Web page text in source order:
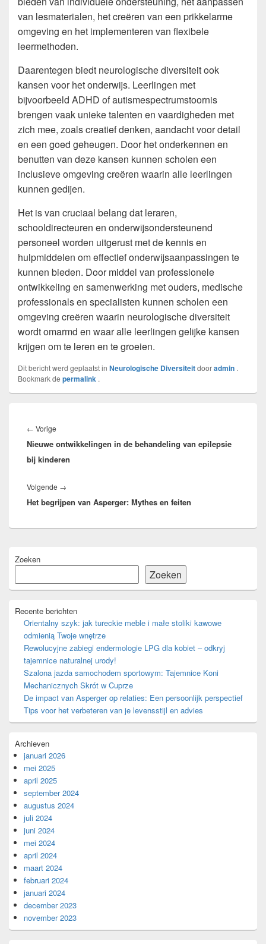
van lesmaterialen, het creëren van een prikkelarme
omgeving en het implementeren van flexibele
leermethoden.
Daarentegen biedt neurologische diversiteit ook
kansen voor het onderwijs. Leerlingen met
bijvoorbeeld ADHD of autismespectrumstoornis
brengen vaak unieke talenten en vaardigheden met
zich mee, zoals creatief denken, aandacht voor detail
en een goed geheugen. Door het onderkennen en
benutten van deze kansen kunnen scholen een
inclusieve omgeving creëren waarin alle leerlingen
kunnen gedijen.
Het is van cruciaal belang dat leraren,
schooldirecteuren en onderwijsondersteunend
personeel worden uitgerust met de kennis en
hulpmiddelen om effectief onderwijsaanpassingen te
kunnen bieden. Door middel van professionele
ontwikkeling en samenwerking met ouders, medische
professionals en specialisten kunnen scholen een
omgeving creëren waarin neurologische diversiteit
wordt omarmd en waar alle leerlingen gelijke kansen
krijgen om te leren en te groeien.
Dit bericht werd geplaatst in Neurologische Diversiteitdooradmin .
Bookmark de permalink .
navigatie
← Vorige
bericht:
Nieuwe ontwikkelingen in de behandeling van epilepsie
bij kinderen
Volgende →
bericht:
Het begrijpen van Asperger: Mythes en feiten
zijbalk
gebied
Zoeken
Zoeken
Recente berichten
Orientalny szyk: jak tureckie meble i małe stoliki kawowe
odmienią Twoje wnętrze
Rewolucyjne zabiegi endermologie LPG dla kobiet – odkryj
tajemnice naturalnej urody!
Szalona jazda samochodem sportowym: Tajemnice Koni
Mechanicznych Skrót w Cuprze
De impact van Asperger op relaties: Een persoonlijk perspectief
Tips voor het verbeteren van je levensstijl en advies
Archieven
januari 2026
mei 2025
april 2025
september 2024
augustus 2024
juli 2024
juni 2024
mei 2024
april 2024
maart 2024
februari 2024
januari 2024
december 2023
november 2023